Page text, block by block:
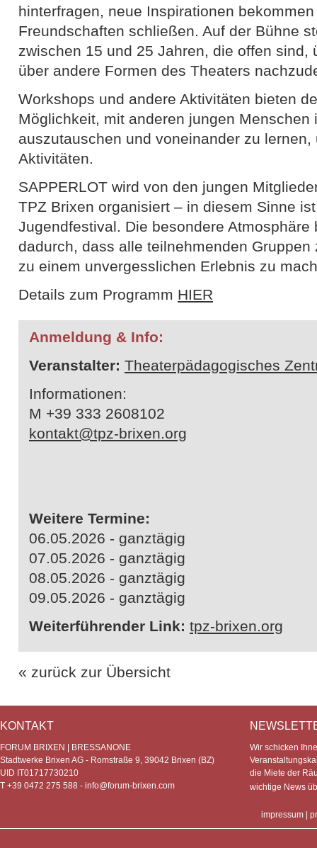
hinterfragen, neue Inspirationen
Freundschaften schließen. Auf der Bühne
zwischen 15 und 25 Jahren, die offen sind,
über andere Formen des Theaters
Workshops und andere Aktivitäten bieten
Möglichkeit, mit anderen jungen Menschen
auszutauschen und voneinander zu
Aktivitäten.
SAPPERLOT wird von den jungen
TPZ Brixen organisiert – in diesem Sinne
Jugendfestival. Die besondere Atmosphäre
dadurch, dass alle teilnehmenden
zu einem unvergesslichen Erlebnis zu
Details zum Programm HIER
Anmeldung & Info:
Veranstalter: Theaterpädagogisches
Informationen:
M +39 333 2608102
kontakt@tpz-brixen.org
Weitere Termine:
06.05.2026 - ganztägig
07.05.2026 - ganztägig
08.05.2026 - ganztägig
09.05.2026 - ganztägig
Weiterführender Link: tpz-brixen.org
« zurück zur Übersicht
KONTAKT
FORUM BRIXEN | BRESSANONE
Stadtwerke Brixen AG - Romstraße 9, 39042 Brixen (BZ)
UID IT01717730210
T +39 0472 275 588 - info@forum-brixen.com
Wir schicken
die Miete der
wichtige News
impressum